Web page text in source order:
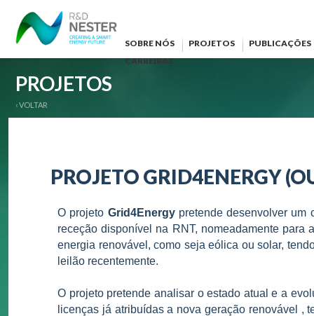
SOBRE NÓS PROJETOS
PUBLICAÇÕES
CARREIRAS
PROJETOS
‹ VOLTAR
PROJETO GRID4ENERGY
O projeto Grid4Energy pretende desenvolver um
receção disponível na RNT, nomeadamente
energia renovável, como seja eólica ou solar,
leilão recentemente.
O projeto pretende analisar o estado atual e a
licenças já atribuídas a nova geração renovável ,